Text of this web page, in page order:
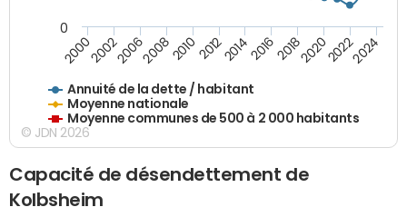
Annuité de la dette / habitant
Moyenne nationale
Moyenne communes de 500 à 2 000 habitants
200020022006200820102012201420162018202020222024
0
© JDN 2026
Capacité de désendettement de
Kolbsheim